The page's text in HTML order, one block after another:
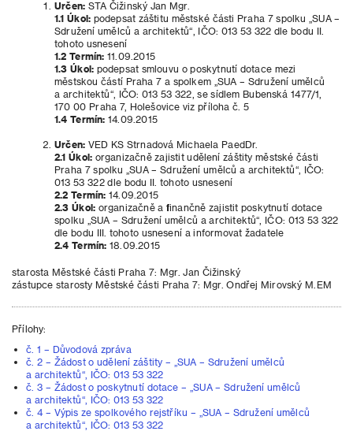
Určen: STA Čižinský Jan Mgr.
1.1 Úkol: podepsat záštitu městské části Praha 7 spolku „SUA –
Sdružení umělců a architektů“, IČO: 013 53 322 dle bodu II.
tohoto usnesení
1.2 Termín:11.09.2015
1.3 Úkol: podepsat smlouvu o poskytnutí dotace mezi
městskou částí Praha 7 a spolkem „SUA – Sdružení umělců
a architektů“, IČO: 013 53 322, se sídlem Bubenská 1477/1,
170 00 Praha 7, Holešovice viz příloha č. 5
1.4 Termín:14.09.2015
Určen: VED KS Strnadová Michaela PaedDr.
2.1 Úkol: organizačně zajistit udělení záštity městské části
Praha 7 spolku „SUA – Sdružení umělců a architektů“, IČO:
013 53 322 dle bodu II. tohoto usnesení
2.2 Termín:14.09.2015
2.3 Úkol: organizačně a finančně zajistit poskytnutí dotace
spolku „SUA – Sdružení umělců a architektů“, IČO: 013 53 322
dle bodu III. tohoto usnesení a informovat žadatele
2.4 Termín:18.09.2015
starosta Městské části Praha 7: Mgr. Jan Čižinský
zástupce starosty Městské části Praha 7: Mgr. Ondřej Mirovský M.EM
Přílohy:
č. 1 – Důvodová zpráva
č. 2 – Žádost o udělení záštity – „SUA – Sdružení umělců
a architektů“, IČO: 013 53 322
č. 3 – Žádost o poskytnutí dotace – „SUA – Sdružení umělců
a architektů“, IČO: 013 53 322
č. 4 – Výpis ze spolkového rejstříku – „SUA – Sdružení umělců
a architektů“, IČO: 013 53 322